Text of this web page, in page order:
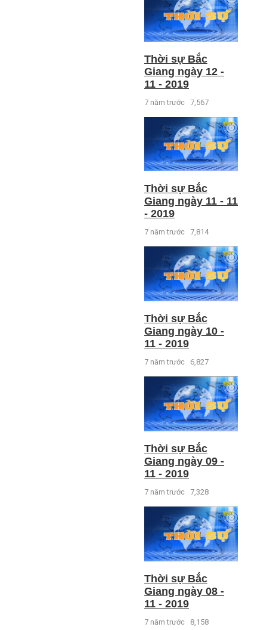
Thời sự Bắc
Giang ngày 12 -
11 - 2019
7 năm trước 7,567
Thời sự Bắc
Giang ngày 11 - 11
- 2019
7 năm trước 7,814
Thời sự Bắc
Giang ngày 10 -
11 - 2019
7 năm trước 6,827
Thời sự Bắc
Giang ngày 09 -
11 - 2019
7 năm trước 7,328
Thời sự Bắc
Giang ngày 08 -
11 - 2019
7 năm trước 8,158